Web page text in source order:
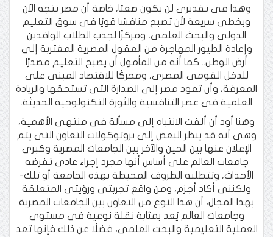
وهذا فى تقديرى لن يكون صعبًا، خاصة أن مصر تتجه الآن
وبخطى سريعة لأن تصبح منافسًا قويًا فى سوق التعليم
الدولى والبحث العلمى، ومركزًا لجذب الطلاب الوافدين
وإعادة الطيور المهاجرة من العقول المصرية المغتربة إلى
أرض الوطن.. كما أنه من المأمول أن يصبح التعليم مصدرًا
للدخل القومى المصرى، ومحركًا للاقتصاد المبنى على
المعرفة، وأن تعود مصر إلى الصدارة التى تستحقها والريادة
العلمية فى عصر التنافسية والثورة التكنولوجية الحديثة.
وهنا أود أن ألفت الانتباه إلى مسألة فى منتهى الأهمية،
وهى أنه قد ينظر البعض إلى بروتوكولات التعاون التى يتم
الإعلان عنها بين الحين والآخر بين الجامعات المصرية وكبرى
جامعات العالم على أساس أنها مجرد إجراء عادى تفرضه
الأحداث، وتتطلبه الظروف المحيطة بهذه الجامعة أو تلك-
ولكننى أكاد أجزم، ومن واقع تجربتى ورؤيتى المتعلقة
بهذا المجال، أن هذا النوع من التعاون بين الجامعات المصرية
وجامعات العالم يُعد بمثابة نقلة نوعية فى مستوى
العملية التعليمية والبحث العلمى، فضلًا عن ذلك فإنها تعد